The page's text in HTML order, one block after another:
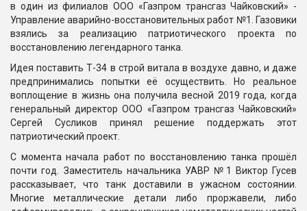
в один из филиалов ООО «Газпром трансгаз Чайковский» -
Управление аварийно-восстановительных работ №1. Газовики
взялись за реализацию патриотического проекта по
восстановлению легендарного танка.
Идея поставить Т-34 в строй витала в воздухе давно, и даже
предпринимались попытки её осуществить. Но реальное
воплощение в жизнь она получила весной 2019 года, когда
генеральный директор ООО «Газпром трансгаз Чайковский»
Сергей Сусликов принял решение поддержать этот
патриотический проект.
С момента начала работ по восстановлению танка прошёл
почти год. Заместитель начальника УАВР №1 Виктор Гусев
рассказывает, что танк доставили в ужасном состоянии.
Многие металлические детали либо проржавели, либо